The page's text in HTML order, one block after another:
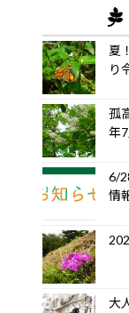
夏
り
孤
年
6/
情
大